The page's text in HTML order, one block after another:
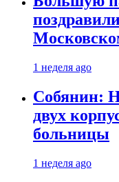
1 неделя ago
Собянин:
двух
больницы
1 неделя ago